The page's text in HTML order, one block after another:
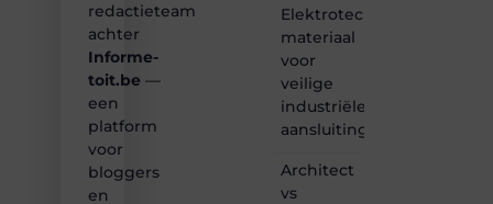
redactieteam
achter
Informe-
toit.be —
een
platform
voor
bloggers
en
Elektrotechnisch
materiaal
voor
veilige
industriële
aansluitingen
Architect
vs